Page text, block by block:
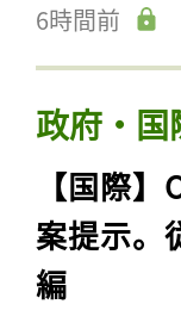
6時間前
政府・国
【国際
案提示。
編